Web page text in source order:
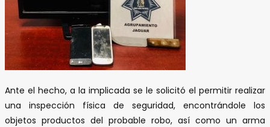
Ante el hecho, a la implicada se le solicitó el permitir realizar
una inspección física de seguridad, encontrándole los
objetos productos del probable robo, así como un arma